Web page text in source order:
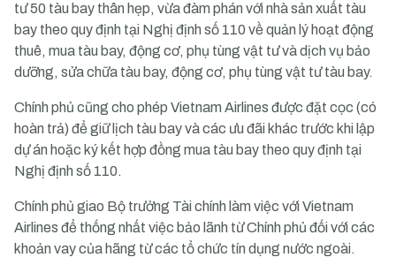
tư 50 tàu bay thân hẹp, vừa đàm phán với nhà sản xuất tàu
bay theo quy định tại Nghị định số 110 về quản lý hoạt động
thuê, mua tàu bay, động cơ, phụ tùng vật tư và dịch vụ bảo
dưỡng, sửa chữa tàu bay, động cơ, phụ tùng vật tư tàu bay.
Chính phủ cũng cho phép Vietnam Airlines được đặt cọc (có
hoàn trả) để giữ lịch tàu bay và các ưu đãi khác trước khi lập
dự án hoặc ký kết hợp đồng mua tàu bay theo quy định tại
Nghị định số 110.
Chính phủ giao Bộ trưởng Tài chính làm việc với Vietnam
Airlines để thống nhất việc bảo lãnh từ Chính phủ đối với các
khoản vay của hãng từ các tổ chức tín dụng nước ngoài.